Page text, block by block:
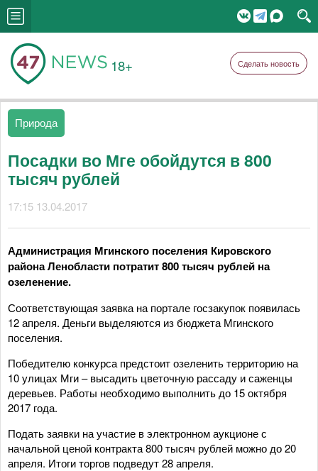
18+ Сделать новость
Природа
Посадки во Мге обойдутся в 800
тысяч рублей
17:15 13.04.2017
Администрация Мгинского поселения Кировского
района Ленобласти потратит 800 тысяч рублей на
озеленение.
Соответствующая заявка на портале госзакупок появилась
12 апреля. Деньги выделяются из бюджета Мгинского
поселения.
Победителю конкурса предстоит озеленить территорию на
10 улицах Мги – высадить цветочную рассаду и саженцы
деревьев. Работы необходимо выполнить до 15 октября
2017 года.
Подать заявки на участие в электронном аукционе с
начальной ценой контракта 800 тысяч рублей можно до 20
апреля. Итоги торгов подведут 28 апреля.